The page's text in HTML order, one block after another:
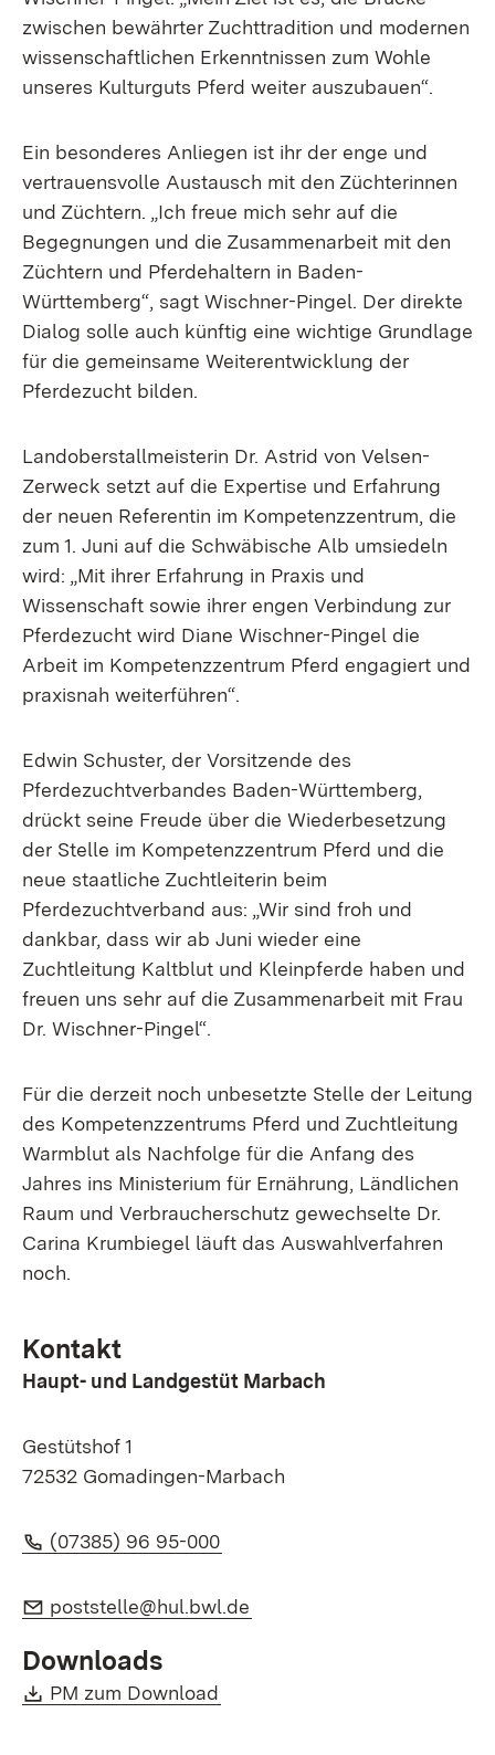
zwischen bewährter Zuchttradition und modernen
wissenschaftlichen Erkenntnissen zum Wohle
unseres Kulturguts Pferd weiter auszubauen“.
Ein besonderes Anliegen ist ihr der enge und
vertrauensvolle Austausch mit den Züchterinnen
und Züchtern. „Ich freue mich sehr auf die
Begegnungen und die Zusammenarbeit mit den
Züchtern und Pferdehaltern in Baden-
Württemberg“, sagt Wischner-Pingel. Der direkte
Dialog solle auch künftig eine wichtige Grundlage
für die gemeinsame Weiterentwicklung der
Pferdezucht bilden.
Landoberstallmeisterin Dr. Astrid von Velsen-
Zerweck setzt auf die Expertise und Erfahrung
der neuen Referentin im Kompetenzzentrum, die
zum 1. Juni auf die Schwäbische Alb umsiedeln
wird: „Mit ihrer Erfahrung in Praxis und
Wissenschaft sowie ihrer engen Verbindung zur
Pferdezucht wird Diane Wischner-Pingel die
Arbeit im Kompetenzzentrum Pferd engagiert und
praxisnah weiterführen“.
Edwin Schuster, der Vorsitzende des
Pferdezuchtverbandes Baden-Württemberg,
drückt seine Freude über die Wiederbesetzung
der Stelle im Kompetenzzentrum Pferd und die
neue staatliche Zuchtleiterin beim
Pferdezuchtverband aus: „Wir sind froh und
dankbar, dass wir ab Juni wieder eine
Zuchtleitung Kaltblut und Kleinpferde haben und
freuen uns sehr auf die Zusammenarbeit mit Frau
Dr. Wischner-Pingel“.
Für die derzeit noch unbesetzte Stelle der Leitung
des Kompetenzzentrums Pferd und Zuchtleitung
Warmblut als Nachfolge für die Anfang des
Jahres ins Ministerium für Ernährung, Ländlichen
Raum und Verbraucherschutz gewechselte Dr.
Carina Krumbiegel läuft das Auswahlverfahren
noch.
Kontakt
Haupt- und Landgestüt Marbach
Gestütshof 1
72532 Gomadingen-Marbach
Telefon:
(07385) 96 95-000
E-Mail:
poststelle@hul.bwl.de
Downloads
Download:
PM zum Download